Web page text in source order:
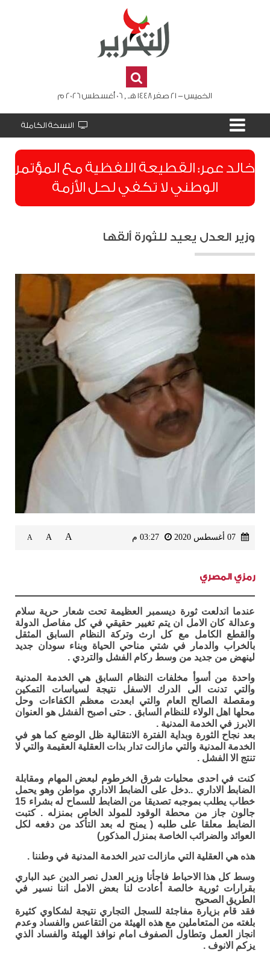
الخميس - 21 صفر 1448 هـ , 06 أغسطس 2026 م
النسخة الكاملة
​خالد عمر: القطيعة اللفظية مع المؤتمر
الوطني لا تكفي لحل الأزمة
وزير العدل يعيد للثورة ألقها
A
A
A
رمزي المصري
عندما اندلعت ثورة ديسمبر العظيمة تحت شعار حرية سلام
وعدالة كان الامل ان يتم تغيير حقيقي في كل مفاصل الدولة
والقطع الكامل مع كل ارث وتركة النظام السابق المثقل
بالخراب والدمار في شتي مناحي الحياة وبناء سودان جديد
لينهض من جديد من وسط ركام الفشل والتردي .
واحدة من أسوأ مخلفات النظام السابق هي الخدمة المدنية
والتي تدنت الى الدرك الاسفل نتيجة لسياسات التمكين
ومقصلة الصالح العام والتي ابعدت معظم الكفاءات وحل
محلها اهل الولاء للنظام السابق . حتى اصبح الفشل هو العنوان
الابرز في الخدمة المدنية .
بعد نجاح الثورة وبداية الفترة الانتقالية ظل الوضع كما هو في
الخدمة المدنية والتي مازالت تدار بذات العقلية العقيمة والتي لا
تنتج الا الفشل .
كنت في احدى محليات شرق الخرطوم لبعض المهام ومقابلة
الضابط الاداري ..دخل على الضابط الاداري مواطن وهو يحمل
خطاب يطلب بموجبه تصديقا من الضابط للسماح له بشراء 15
جالون جاز من محطة الوقود للمولد الخاص بمنزله . كتبت
الضابط معلقا على طلبه ( يمنح له بعد التأكد من دفعه لكل
العوائد والضرائب الخاصة بمنزل المذكور)
هذه هي العقلية التي مازالت تدير الخدمة المدنية في وطننا .
وسط كل هذا الاحباط فاجأنا وزير العدل نصر الدين عبد الباري
بقرارات ثورية خالصة أعادت لنا بعض الامل اننا نسير في
الطريق الصحيح
فقد قام بزيارة مفاجئة للسجل التجاري نتيجة لشكاوي كثيرة
بلغته من المتعاملين مع هذه الهيئة من التقاعس والفساد وعدم
انجاز العمل وتطاول الصفوف امام نوافذ الهيئة والفساد الذي
يزكم الانوف .